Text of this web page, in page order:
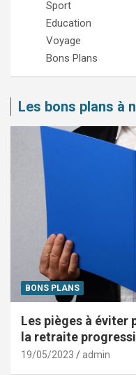
Sport
Education
Voyage
Bons Plans
Les bons plans à
BONS PLANS
Les pièges à éviter
la retraite
19/05/2023 admin